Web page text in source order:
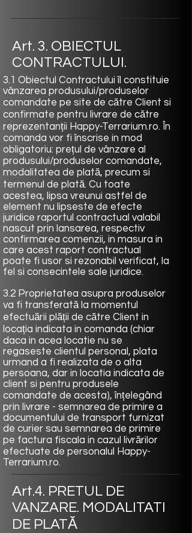
Art. 3. OBIECTUL
CONTRACTULUI.
3.1 Obiectul Contractului îl constituie
vânzarea produsului/produselor
comandate pe site de către Client si
confirmate pentru livrare de către
reprezentanții Happy-Terrarium.ro. În
comanda vor fi înscrise in mod
obligatoriu: prețul de vânzare al
produsului/produselor comandate,
modalitatea de plată, precum si
termenul de plată. Cu toate
acestea, lipsa vreunui astfel de
element nu lipseste de efecte
juridice raportul contractual valabil
nascut prin lansarea, respectiv
confirmarea comenzii, in masura in
care acest raport contractual
poate fi usor si rezonabil verificat, la
fel si consecintele sale juridice.
3.2 Proprietatea asupra produselor
va fi transferată la momentul
efectuării plății de către Client in
locația indicata in comanda (chiar
daca in acea locatie nu se
regaseste clientul personal, plata
urmand a fi realizata de o alta
persoana, dar in locatia indicata de
client si pentru produsele
comandate de acesta), înțelegând
prin livrare - semnarea de primire a
documentului de transport furnizat
de curier sau semnarea de primire
pe factura fiscala in cazul livrărilor
efectuate de personalul Happy-
Terrarium.ro.
Art.4. PRETUL DE
VANZARE. MODALITATI
DE PLATĂ